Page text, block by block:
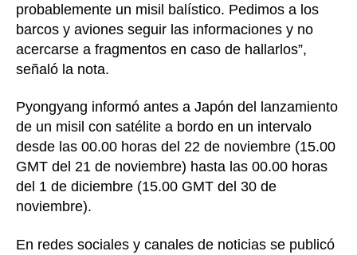
probablemente un misil balístico. Pedimos a los
barcos y aviones seguir las informaciones y no
acercarse a fragmentos en caso de hallarlos”,
señaló la nota.
Pyongyang informó antes a Japón del lanzamiento
de un misil con satélite a bordo en un intervalo
desde las 00.00 horas del 22 de noviembre (15.00
GMT del 21 de noviembre) hasta las 00.00 horas
del 1 de diciembre (15.00 GMT del 30 de
noviembre).
En redes sociales y canales de noticias se publicó